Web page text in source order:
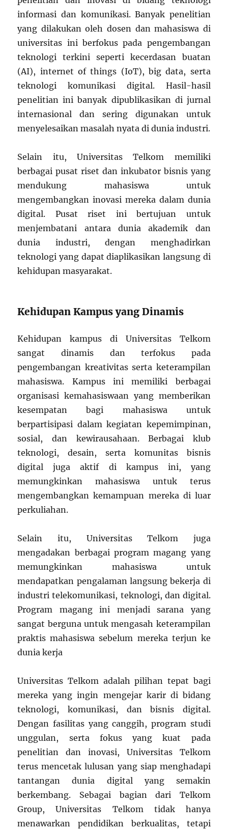
informasi dan komunikasi. Banyak penelitian
yang dilakukan oleh dosen dan mahasiswa di
universitas ini berfokus pada pengembangan
teknologi terkini seperti kecerdasan buatan
(AI), internet of things (IoT), big data, serta
teknologi komunikasi digital. Hasil-hasil
penelitian ini banyak dipublikasikan di jurnal
internasional dan sering digunakan untuk
menyelesaikan masalah nyata di dunia industri.
Selain itu, Universitas Telkom memiliki
berbagai pusat riset dan inkubator bisnis yang
mendukung mahasiswa untuk
mengembangkan inovasi mereka dalam dunia
digital. Pusat riset ini bertujuan untuk
menjembatani antara dunia akademik dan
dunia industri, dengan menghadirkan
teknologi yang dapat diaplikasikan langsung di
kehidupan masyarakat.
Kehidupan Kampus yang Dinamis
Kehidupan kampus di Universitas Telkom
sangat dinamis dan terfokus pada
pengembangan kreativitas serta keterampilan
mahasiswa. Kampus ini memiliki berbagai
organisasi kemahasiswaan yang memberikan
kesempatan bagi mahasiswa untuk
berpartisipasi dalam kegiatan kepemimpinan,
sosial, dan kewirausahaan. Berbagai klub
teknologi, desain, serta komunitas bisnis
digital juga aktif di kampus ini, yang
memungkinkan mahasiswa untuk terus
mengembangkan kemampuan mereka di luar
perkuliahan.
Selain itu, Universitas Telkom juga
mengadakan berbagai program magang yang
memungkinkan mahasiswa untuk
mendapatkan pengalaman langsung bekerja di
industri telekomunikasi, teknologi, dan digital.
Program magang ini menjadi sarana yang
sangat berguna untuk mengasah keterampilan
praktis mahasiswa sebelum mereka terjun ke
dunia kerja
Universitas Telkom adalah pilihan tepat bagi
mereka yang ingin mengejar karir di bidang
teknologi, komunikasi, dan bisnis digital.
Dengan fasilitas yang canggih, program studi
unggulan, serta fokus yang kuat pada
penelitian dan inovasi, Universitas Telkom
terus mencetak lulusan yang siap menghadapi
tantangan dunia digital yang semakin
berkembang. Sebagai bagian dari Telkom
Group, Universitas Telkom tidak hanya
menawarkan pendidikan berkualitas, tetapi